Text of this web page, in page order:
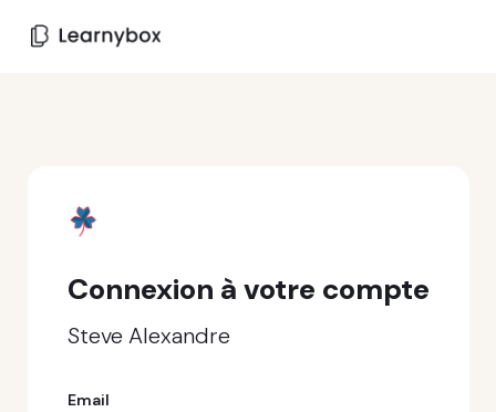
Connexion à votre compte
Steve Alexandre
Email